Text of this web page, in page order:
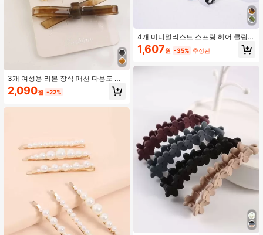
3개 여성용 리본 장식 패션 다용도 악
어 헤어 클립, 일상생활 귀여운 발렌타
인데이 클로 클립 헤어 클로 헤어 바레
2,090원 -22%
4개 미니멀리스트 스프링 헤어 클립
세트 캐주얼, 레오파드 프린트, 학용
품, 헤어 액세서리, 머리 액세서리, 헤
1,607원 -35% 추정된